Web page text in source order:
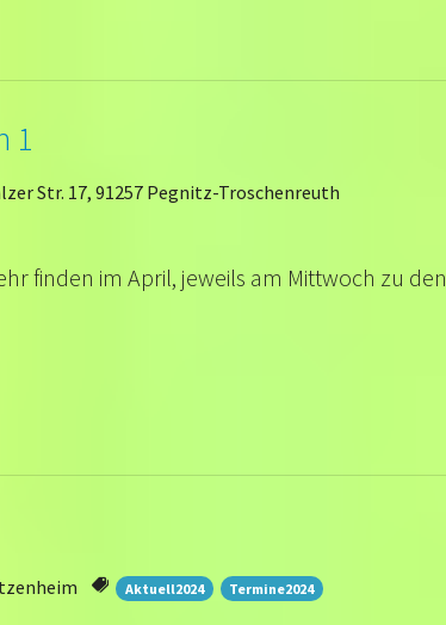
1
Str. 17, 91257 Pegnitz-Troschenreuth
finden im April, jeweils am Mittwoch zu den
Aktuell2024 Termine2024